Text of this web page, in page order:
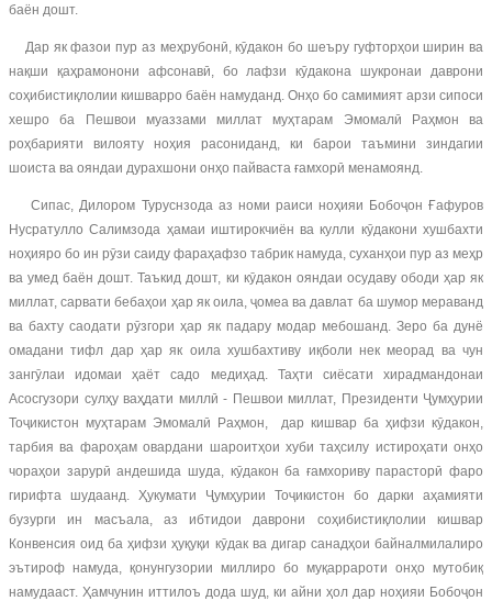
баён дошт.
Дар як фазои пур аз меҳрубонӣ, кӯдакон бо шеъру гуфторҳои ширин ва
нақши қаҳрамонони афсонавӣ, бо лафзи кӯдакона шукронаи даврони
соҳибистиқлолии кишварро баён намуданд. Онҳо бо самимият арзи сипоси
хешро ба Пешвои муаззами миллат муҳтарам Эмомалӣ Раҳмон ва
роҳбарияти вилояту ноҳия расониданд, ки барои таъмини зиндагии
шоиста ва ояндаи дурахшони онҳо пайваста ғамхорӣ менамоянд.
Сипас, Дилором Туруснзода аз номи раиси ноҳияи Бобоҷон Ғафуров
Нусратулло Салимзода ҳамаи иштирокчиён ва кулли кӯдакони хушбахти
ноҳияро бо ин рӯзи саиду фараҳафзо табрик намуда, суханҳои пур аз меҳр
ва умед баён дошт. Таъкид дошт, ки кӯдакон ояндаи осудаву ободи ҳар як
миллат, сарвати бебаҳои ҳар як оила, ҷомеа ва давлат ба шумор мераванд
ва бахту саодати рӯзгори ҳар як падару модар мебошанд. Зеро ба дунё
омадани тифл дар ҳар як оила хушбахтиву иқболи нек меорад ва чун
зангӯлаи идомаи ҳаёт садо медиҳад. Таҳти сиёсати хирадмандонаи
Асосгузори сулҳу ваҳдати миллӣ - Пешвои миллат, Президенти Ҷумҳурии
Тоҷикистон муҳтарам Эмомалӣ Раҳмон, дар кишвар ба ҳифзи кӯдакон,
тарбия ва фароҳам овардани шароитҳои хуби таҳсилу истироҳати онҳо
чораҳои зарурӣ андешида шуда, кӯдакон ба ғамхориву парасторӣ фаро
гирифта шудаанд. Ҳукумати Ҷумҳурии Тоҷикистон бо дарки аҳамияти
бузурги ин масъала, аз ибтидои даврони соҳибистиқлолии кишвар
Конвенсия оид ба ҳифзи ҳуқуқи кӯдак ва дигар санадҳои байналмилалиро
эътироф намуда, қонунгузории миллиро бо муқаррароти онҳо мутобиқ
намудааст. Ҳамчунин иттилоъ дода шуд, ки айни ҳол дар ноҳияи Бобоҷон